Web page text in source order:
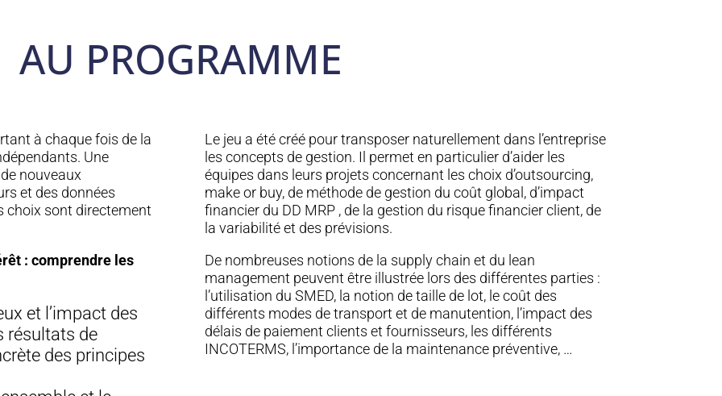
AU PROGRAMME
à chaque fois de la
Une
nouveaux
et des données
choix sont directement
: comprendre les
et l’impact des
résultats de
des principes
Le jeu a été créé pour transposer naturellement dans l’entreprise
les concepts de gestion. Il permet en particulier d’aider les
équipes dans leurs projets concernant les choix d’outsourcing,
make or buy, de méthode de gestion du coût global, d’impact
financier du DD MRP , de la gestion du risque financier client, de
la variabilité et des prévisions.
De nombreuses notions de la supply chain et du lean
management peuvent être illustrée lors des différentes parties :
l’utilisation du SMED, la notion de taille de lot, le coût des
différents modes de transport et de manutention, l’impact des
délais de paiement clients et fournisseurs, les différents
INCOTERMS, l’importance de la maintenance préventive, …